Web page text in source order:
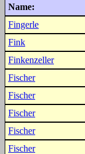
Name:
Fingerle
Fink
Finkenzeller
Fischer
Fischer
Fischer
Fischer
Fischer